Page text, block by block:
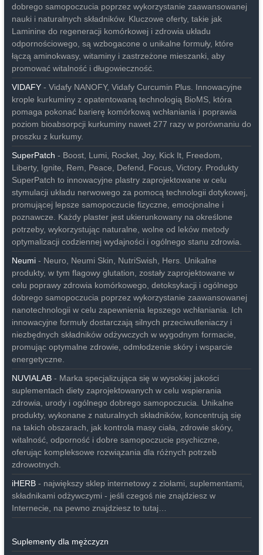
dobrego samopoczucia poprzez wykorzystanie zaawansowanej
nauki i naturalnych składników. Kluczowe oferty, takie jak
Laminine do regeneracji komórkowej i zdrowia układu
odpornościowego, są wzbogacone o unikalne formuły, które
łączą aminokwasy, witaminy i zastrzeżone mieszanki, aby
promować witalność i długowieczność.
VIDAFY- Vidafy NANOFY, Vidafy Curcumin Plus. Innowacyjne
krople kurkuminy z opatentowaną technologią BioMS, która
pomaga pokonać barierę komórkową wchłaniania i poprawia
poziom bioabsorpcji kurkuminy nawet 277 razy w porównaniu do
proszku z kurkumy.
SuperPatch - Boost, Lumi, Rocket, Joy, Kick It, Freedom,
Liberty, Ignite, Rem, Peace, Defend, Focus, Victory. Produkty
SuperPatch to innowacyjne plastry zaprojektowane w celu
stymulacji układu nerwowego za pomocą technologii dotykowej,
promującej lepsze samopoczucie fizyczne, emocjonalne i
poznawcze. Każdy plaster jest ukierunkowany na określone
potrzeby, wykorzystując naturalne, wolne od leków metody
optymalizacji codziennej wydajności i ogólnego stanu zdrowia.
Neumi- Neuro, Neumi Skin, NutriSwish, Hers. Unikalne
produkty, w tym flagowy glutation, zostały zaprojektowane w
celu poprawy zdrowia komórkowego, detoksykacji i ogólnego
dobrego samopoczucia poprzez wykorzystanie zaawansowanej
nanotechnologii w celu zapewnienia lepszego wchłaniania. Ich
innowacyjne formuły dostarczają silnych przeciwutleniaczy i
niezbędnych składników odżywczych w wygodnym formacie,
promując optymalne zdrowie, odmłodzenie skóry i wsparcie
energetyczne.
NUVIALAB- Marka specjalizująca się w wysokiej jakości
suplementach diety zaprojektowanych w celu wspierania
zdrowia, urody i ogólnego dobrego samopoczucia. Unikalne
produkty, wykonane z naturalnych składników, koncentrują się
na takich obszarach, jak kontrola masy ciała, zdrowie skóry,
witalność, odporność i dobre samopoczucie psychiczne,
oferując kompleksowe rozwiązania dla różnych potrzeb
zdrowotnych.
iHERB- największy sklep internetowy z ziołami, suplementami,
składnikami odżywczymi - jeśli czegoś nie znajdziesz w
Internecie, na pewno znajdziesz to tutaj…
Suplementy dla mężczyzn